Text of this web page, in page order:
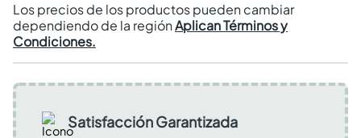
Los precios de los productos pueden cambiar
dependiendo de la regiónAplican Términos y
Condiciones.
Satisfacción Garantizada